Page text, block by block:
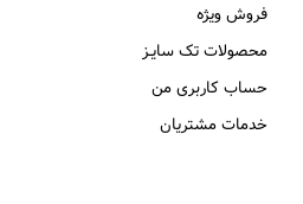
فروش ویژه
محصولات تک سایـز
حساب کاربری من
خدمات مشتریان